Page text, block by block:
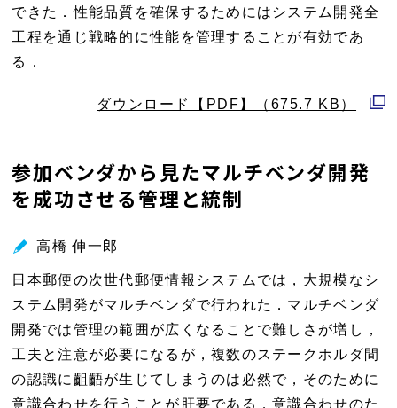
できた．性能品質を確保するためにはシステム開発全
工程を通じ戦略的に性能を管理することが有効であ
る．
ダウンロード【PDF】（675.7 KB）
ィ
参加ベンダから見たマルチベンダ開発
を成功させる管理と統制
高橋 伸一郎
日本郵便の次世代郵便情報システムでは，大規模なシ
ステム開発がマルチベンダで行われた．マルチベンダ
開発では管理の範囲が広くなることで難しさが増し，
工夫と注意が必要になるが，複数のステークホルダ間
の認識に齟齬が生じてしまうのは必然で，そのために
意識合わせを行うことが肝要である．意識合わせのた